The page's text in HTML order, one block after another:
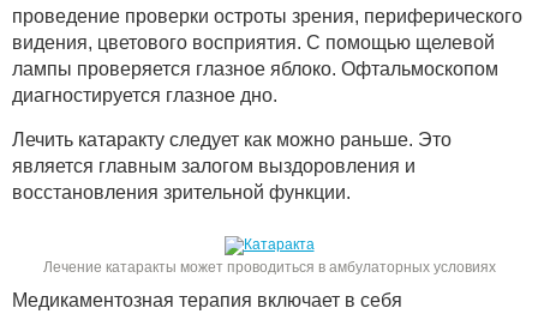
проведение проверки остроты зрения, периферического
видения, цветового восприятия. С помощью щелевой
лампы проверяется глазное яблоко. Офтальмоскопом
диагностируется глазное дно.
Лечить катаракту следует как можно раньше. Это
является главным залогом выздоровления и
восстановления зрительной функции.
Лечение катаракты может проводиться в амбулаторных условиях
Медикаментозная терапия включает в себя